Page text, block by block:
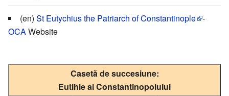
(en) St Eutychius the Patriarch of Constantinople -
OCAWebsite
Casetă de succesiune:
Eutihie al Constantinopolului